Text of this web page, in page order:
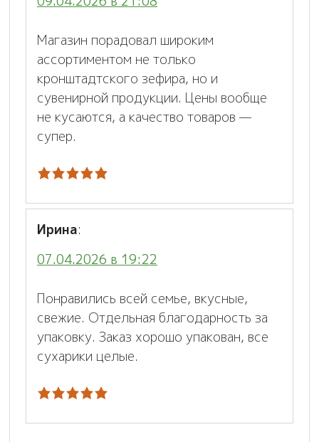
Магазин порадовал широким
ассортиментом не только
кронштадтского зефира, но и
сувенирной продукции. Цены вообще
не кусаются, а качество товаров —
супер.
Ирина:
07.04.2026 в 19:22
Понравились всей семье, вкусные,
свежие. Отдельная благодарность за
упаковку. Заказ хорошо упакован, все
сухарики целые.